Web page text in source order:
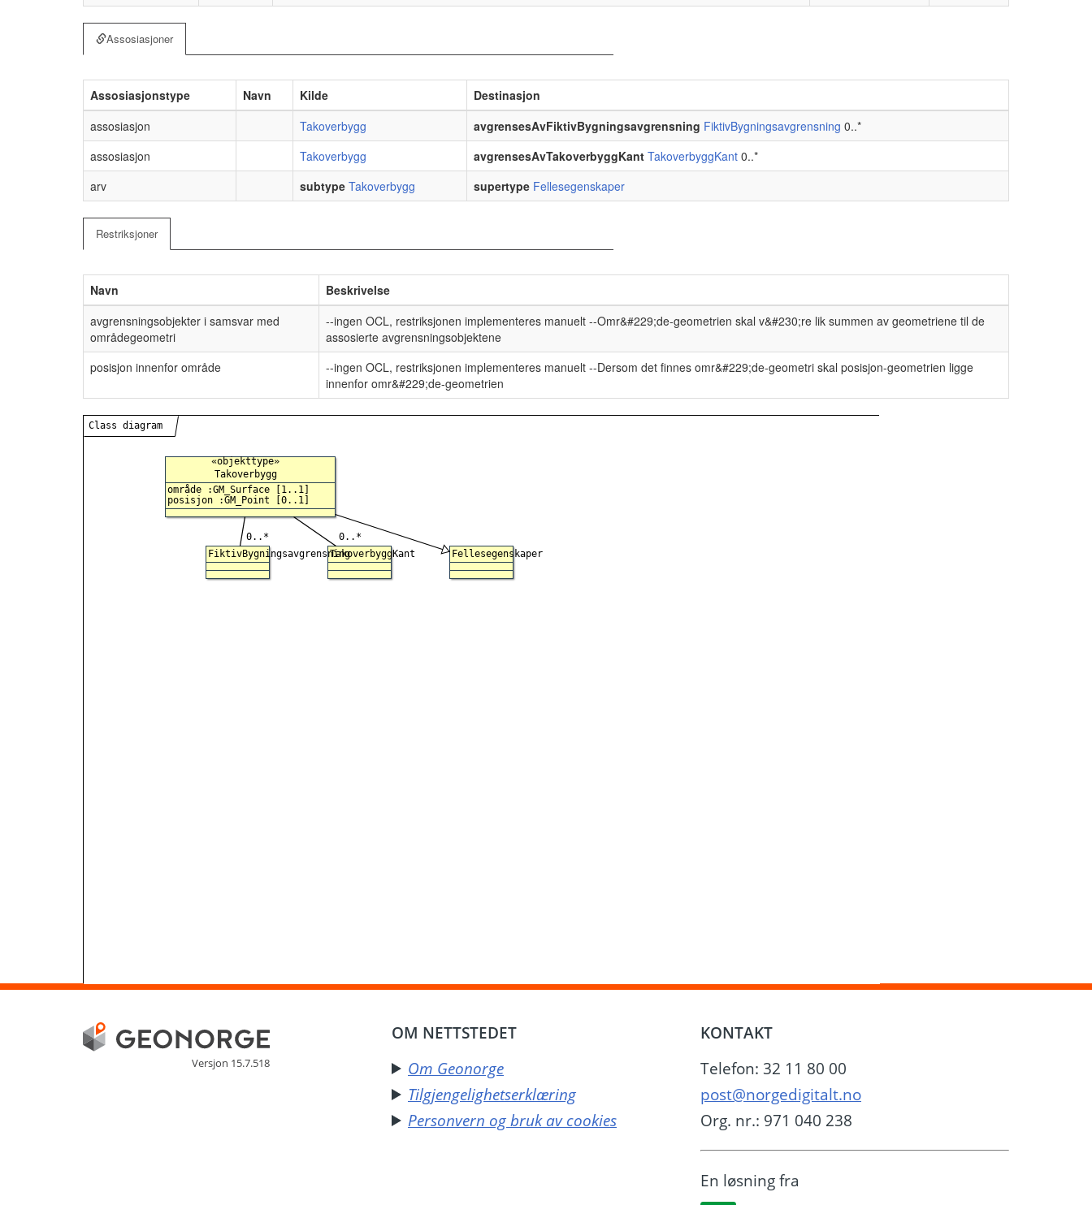
Assosiasjoner
Assosiasjonstype Navn Kilde
Destinasjon
assosiasjon
Takoverbygg avgrensesAvFiktivBygningsavgrensning FiktivBygningsavgrensning 0..*
assosiasjon
Takoverbygg avgrensesAvTakoverbyggKant TakoverbyggKant 0..*
arv
subtype Takoverbygg supertype Fellesegenskaper
Restriksjoner
Navn
Beskrivelse
avgrensningsobjekter i samsvar med
områdegeometri
--ingen OCL, restriksjonen implementeres manuelt --Omr&#229;de-geometrien skal v&#230;re lik summen av geometriene til de
assosierte avgrensningsobjektene
posisjon innenfor område
--ingen OCL, restriksjonen implementeres manuelt --Dersom det finnes omr&#229;de-geometri skal posisjon-geometrien ligge
innenfor omr&#229;de-geometrien